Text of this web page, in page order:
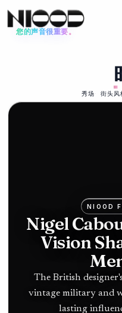
您的声音很重要。
Mike
Boss in
luxury
秀场 街头风
NIOOD
Nigel
Vision
The British
vintage military and
lasting